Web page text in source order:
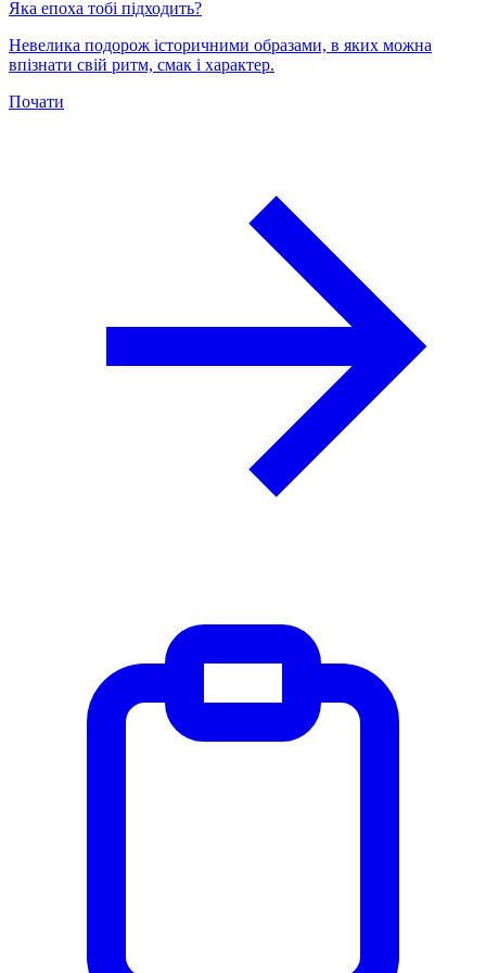
Яка епоха тобі підходить?
Невелика подорож історичними образами, в яких можна
впізнати свій ритм, смак і характер.
Почати